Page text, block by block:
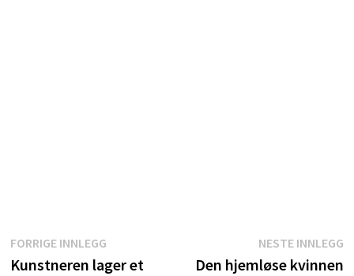
Innleggsnavigasjon
FORRIGE INNLEGGForrige
innlegg:
Kunstneren lager et
NESTE INNLEGG
Den hjemløse kvinnen